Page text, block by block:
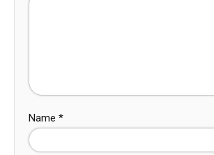
Name *